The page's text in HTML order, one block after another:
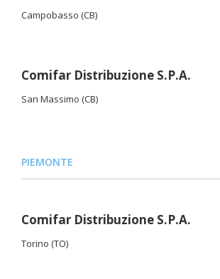
Campobasso (CB)
Comifar Distribuzione S.P.A.
San Massimo (CB)
PIEMONTE
Comifar Distribuzione S.P.A.
Torino (TO)